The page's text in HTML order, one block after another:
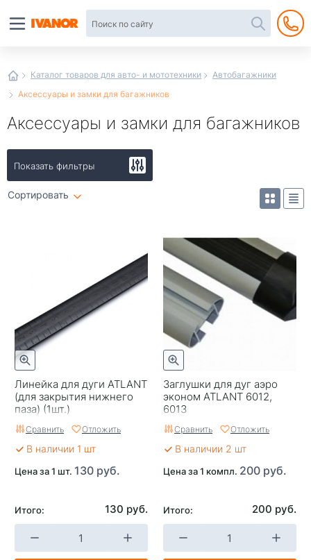
Каталог товаров для авто- и мототехники
Автобагажники
Аксессуары и замки для багажников
Аксессуары и замки для багажников
Показать фильтры
Сортировать
Линейка для дуги ATLANT
(для закрытия нижнего
паза) (1шт.)
Сравнить Отложить
В наличии 1 шт
Цена за 1 шт. 130 руб.
Итого: 130 руб.
Заглушки для дуг аэро
эконом ATLANT 6012,
6013
Сравнить Отложить
В наличии 2 шт
Цена за 1 компл. 200 руб.
Итого: 200 руб.
интернет-